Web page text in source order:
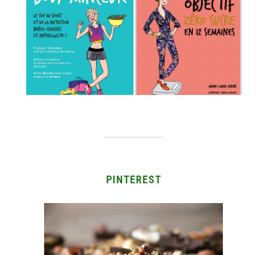
PINTEREST